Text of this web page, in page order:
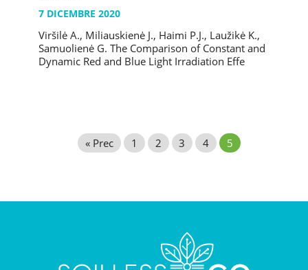
7 DICEMBRE 2020
Viršilė A., Miliauskienė J., Haimi P.J., Laužikė K.,
Samuolienė G. The Comparison of Constant and
Dynamic Red and Blue Light Irradiation Effe
« Prec 1 2 3 4 5